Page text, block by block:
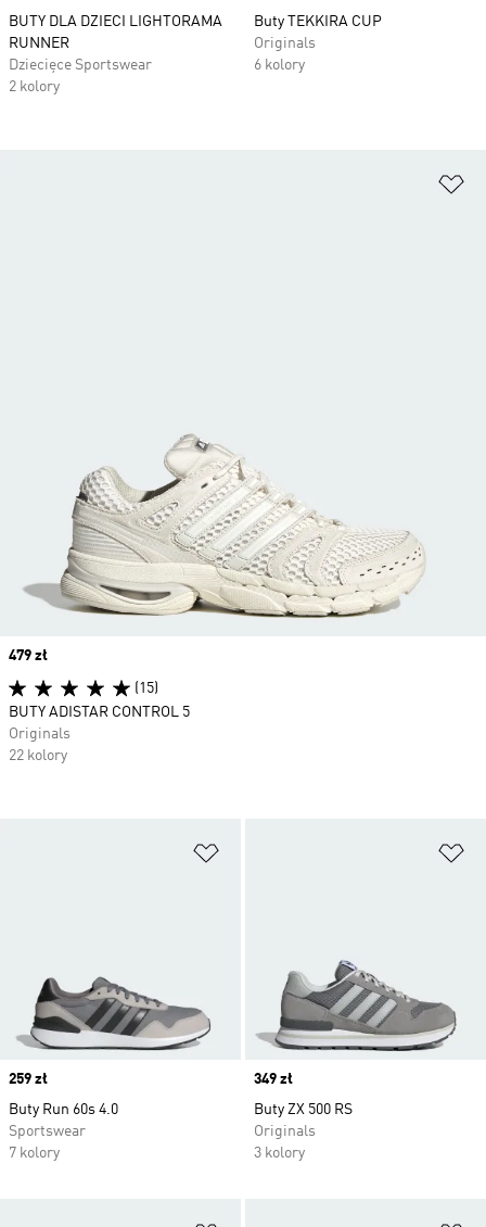
BUTY DLA DZIECI LIGHTORAMA
RUNNER
Dziecięce Sportswear
2 kolory
Buty TEKKIRA CUP
Originals
6 kolory
Price
259 zł
Buty Run 60s 4.0
Sportswear
7 kolory
Price
349 zł
Buty ZX 500 RS
Originals
3 kolory
Price
479 zł
(15)
BUTY ADISTAR CONTROL 5
Originals
22 kolory